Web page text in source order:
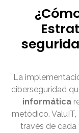
La
ciberseguridad
informática
metódico.
través de cada